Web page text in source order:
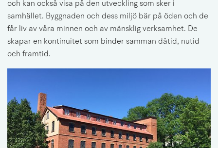
och kan också visa på den utveckling som sker i
samhället. Byggnaden och dess miljö bär på öden och de
får liv av våra minnen och av mänsklig verksamhet. De
skapar en kontinuitet som binder samman dåtid, nutid
och framtid.